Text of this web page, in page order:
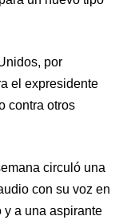
por
el expresidente
contra otros
circuló una
con su voz en
y a una aspirante